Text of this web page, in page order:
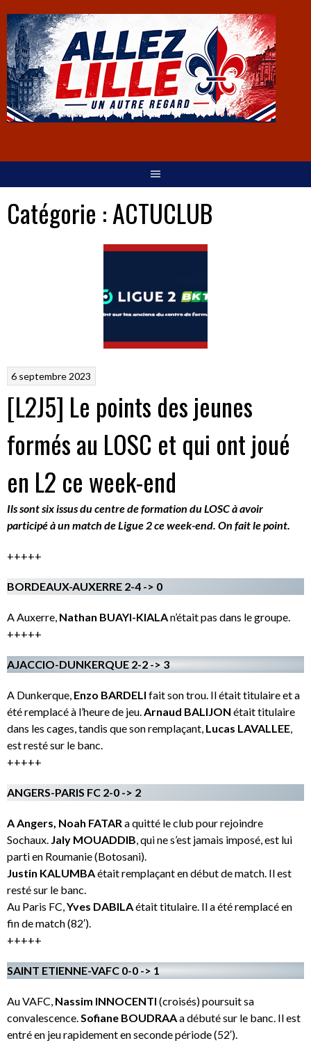
Catégorie :ACTUCLUB
6 septembre 2023
[L2J5] Le points des jeunes
formés au LOSC et qui ont joué
en L2 ce week-end
Ils sont six issus du centre de formation du LOSC à avoir
participé à un match de Ligue 2 ce week-end. On fait le point.
+++++
BORDEAUX-AUXERRE 2-4 -> 0
A Auxerre, Nathan BUAYI-KIALAn’était pas dans le groupe.
+++++
AJACCIO-DUNKERQUE 2-2 -> 3
A Dunkerque, Enzo BARDELI fait son trou. Il était titulaire et a
été remplacé à l’heure de jeu. Arnaud BALIJON était titulaire
dans les cages, tandis que son remplaçant, Lucas LAVALLEE
est resté sur le banc.
+++++
ANGERS-PARIS FC 2-0 -> 2
A Angers, Noah FATAR a quitté le club pour rejoindre
Sochaux. Jaly MOUADDIB , qui ne s’est jamais imposé, est lui
parti en Roumanie (Botosani).
Justin KALUMBAétait remplaçant en début de match. Il est
resté sur le banc.
Au Paris FC, Yves DABILAétait titulaire. Il a été remplacé en
fin de match (82′).
+++++
SAINT ETIENNE-VAFC 0-0 -> 1
Au VAFC, Nassim INNOCENTI (croisés) poursuit sa
convalescence. Sofiane BOUDRAAa débuté sur le banc. Il est
entré en jeu rapidement en seconde période (52′).